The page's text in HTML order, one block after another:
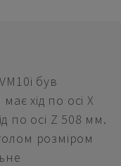
був
хід по осі X
по осі Z 508 мм.
розміром